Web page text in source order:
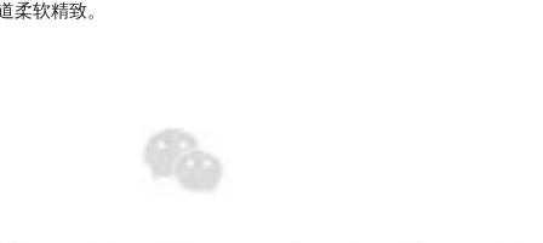
柔软精致。